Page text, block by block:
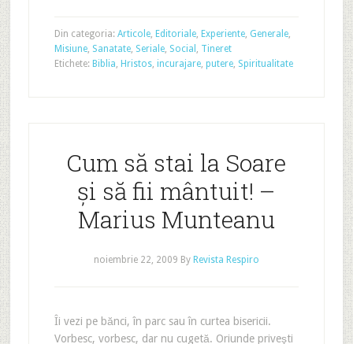
Din categoria: Articole, Editoriale, Experiente, Generale,
Misiune, Sanatate, Seriale, Social , Tineret
Etichete: Biblia, Hristos, incurajare, putere, Spiritualitate
Cum să stai la Soare
şi să fii mântuit! –
Marius Munteanu
noiembrie 22, 2009 By Revista Respiro
Îi vezi pe bănci, în parc sau în curtea bisericii.
Vorbesc, vorbesc, dar nu cugetă. Oriunde priveşti